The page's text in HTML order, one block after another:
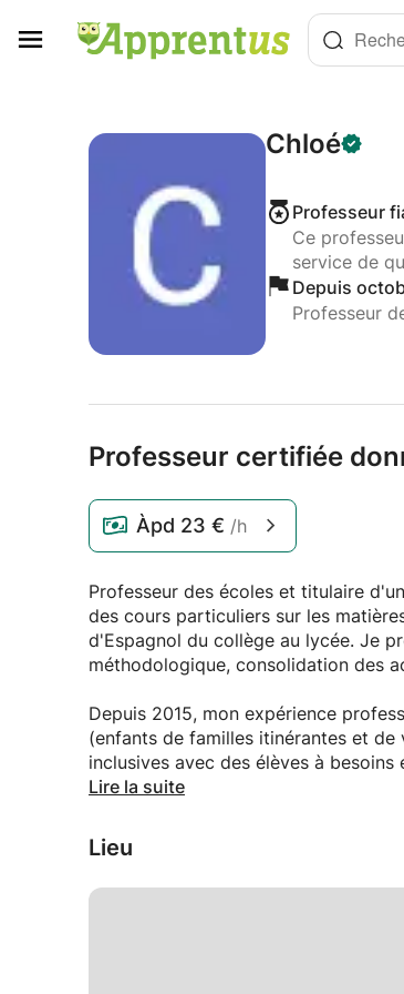
Chloé
Professeur
Ce
service de
Depuis
Professeur
Professeur certifiée
Àpd 23 € /h
Professeur des écoles et titulaire
des cours particuliers sur les
d'Espagnol du collège au lycée. Je
méthodologique, consolidation des
Depuis 2015, mon expérience
(enfants de familles itinérantes et
inclusives avec des élèves à
troubles du comportement...) ce qui
apprentissages afin que chaque
apprendre.
Lire la suite
Lieu